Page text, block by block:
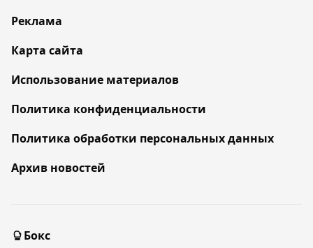
Реклама
Карта сайта
Использование материалов
Политика конфиденциальности
Политика обработки персональных данных
Архив новостей
Бокс